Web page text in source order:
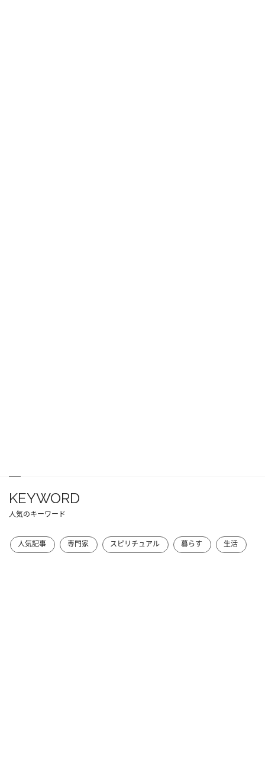
KEYWORD
人気のキーワード
人気記事 専門家 スピリチュアル 暮らす 生活